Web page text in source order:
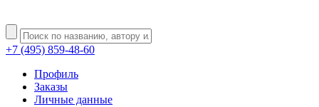
+7 (495) 859-48-60
Профиль
Заказы
Личные данные